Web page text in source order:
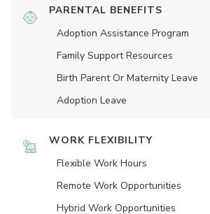
PARENTAL BENEFITS
Adoption Assistance Program
Family Support Resources
Birth Parent Or Maternity Leave
Adoption Leave
WORK FLEXIBILITY
Flexible Work Hours
Remote Work Opportunities
Hybrid Work Opportunities